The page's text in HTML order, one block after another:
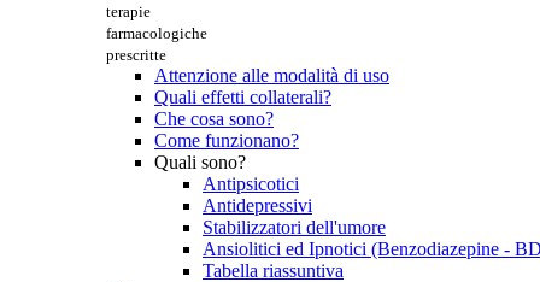
terapie
farmacologiche
prescritte
Attenzione alle modalità di uso
Quali effetti collaterali?
Che cosa sono?
Come funzionano?
Quali sono?
Antipsicotici
Antidepressivi
Stabilizzatori dell'umore
Ansiolitici ed Ipnotici (Benzodiazepine -
Tabella riassuntiva